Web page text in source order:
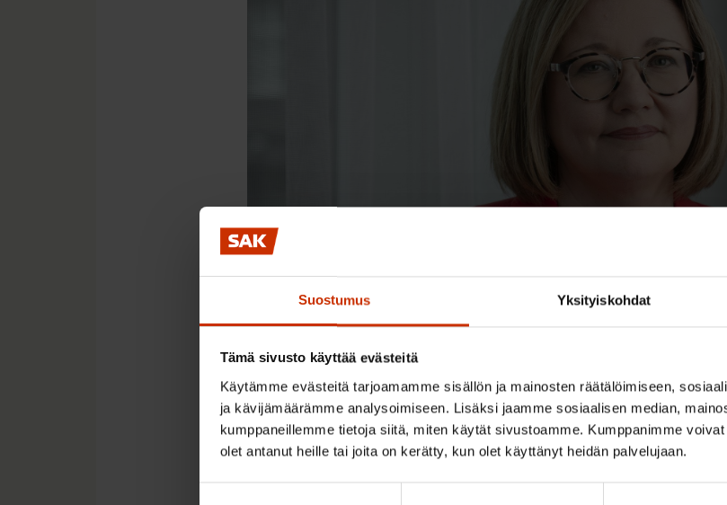
Suostumus Yksityiskohdat
Tämä sivusto käyttää evästeitä
Käytämme evästeitä tarjoamamme sisällön ja mainosten räätälöimiseen,
ja kävijämäärämme analysoimiseen. Lisäksi jaamme sosiaalisen median,
kumppaneillemme tietoja siitä, miten käytät sivustoamme. Kumppanimme
olet antanut heille tai joita on kerätty, kun olet käyttänyt heidän palvelujaan.
Hallitus ei ole teettänyt työllisyysvaikutuksista kokonaisarviota,
yksittäisistä leikkauksista erikseen. Asumistuen sekä
osalta valtiovarainministeriö toteaa, että leikkauksilla ei ole